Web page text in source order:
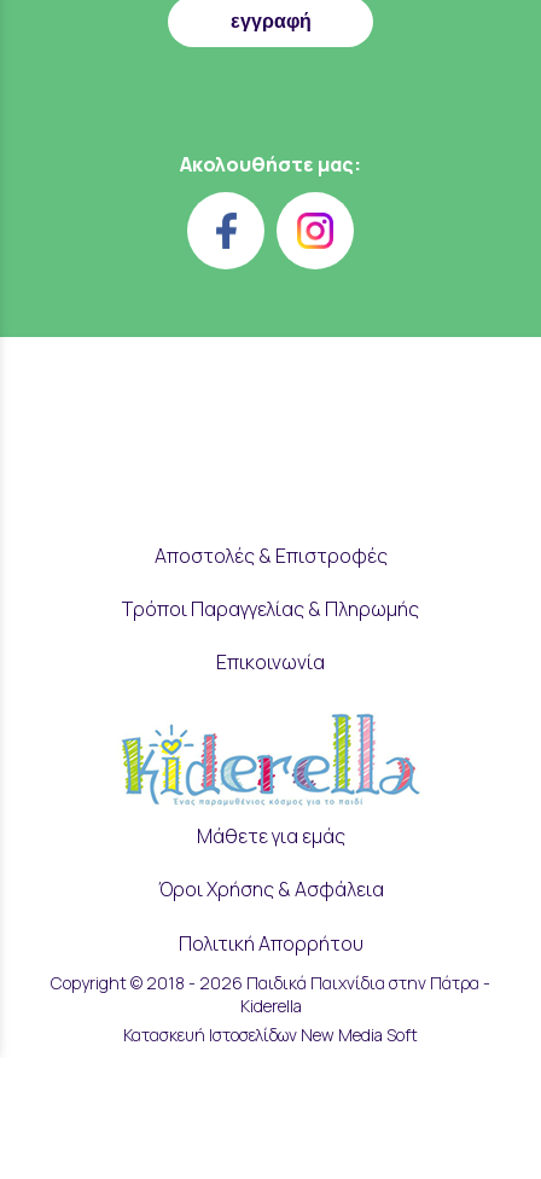
εγγραφή
Ακολουθήστε μας:
Αποστολές & Επιστροφές
Τρόποι Παραγγελίας & Πληρωμής
Επικοινωνία
Μάθετε για εμάς
Όροι Χρήσης & Ασφάλεια
Πολιτική Απορρήτου
Ρυθμίσεις Cookies
Copyright © 2018 - 2026 Παιδικά Παιχνίδια στην Πάτρα -
Kiderella
Κατασκευή Ιστοσελίδων New Media Soft